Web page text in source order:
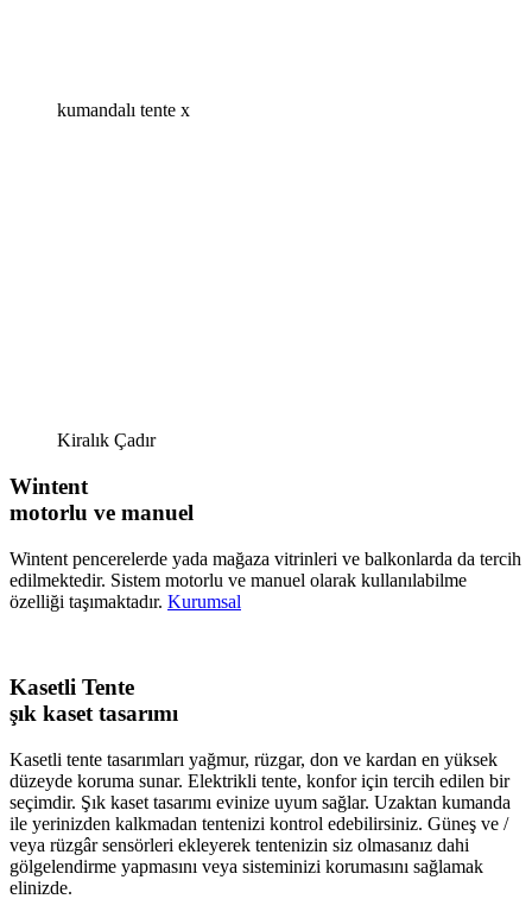
kumandalı tente x
Kiralık Çadır
Wintent
motorlu ve manuel
Wintent pencerelerde yada mağaza vitrinleri ve balkonlarda da tercih
edilmektedir. Sistem motorlu ve manuel olarak kullanılabilme
özelliği taşımaktadır. Kurumsal
Kasetli Tente
şık kaset tasarımı
Kasetli tente tasarımları yağmur, rüzgar, don ve kardan en yüksek
düzeyde koruma sunar. Elektrikli tente, konfor için tercih edilen bir
seçimdir. Şık kaset tasarımı evinize uyum sağlar. Uzaktan kumanda
ile yerinizden kalkmadan tentenizi kontrol edebilirsiniz. Güneş ve /
veya rüzgâr sensörleri ekleyerek tentenizin siz olmasanız dahi
gölgelendirme yapmasını veya sisteminizi korumasını sağlamak
elinizde.